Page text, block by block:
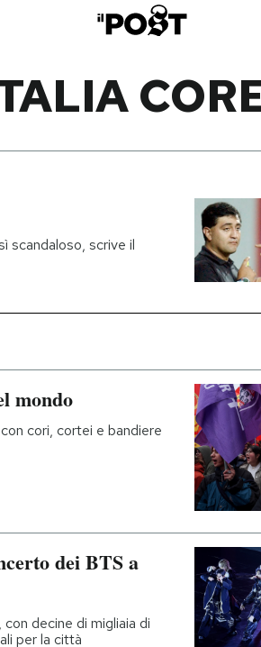
scandaloso, scrive il
mondo
cori, cortei e bandiere
dei BTS a
decine di migliaia di
per la città